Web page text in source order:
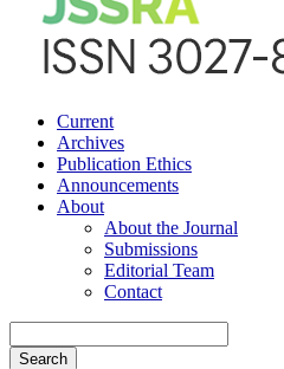
Current
Archives
Publication Ethics
Announcements
About
About the Journal
Submissions
Editorial Team
Contact
Search